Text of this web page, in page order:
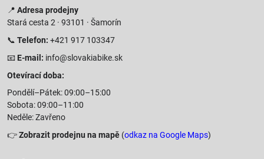
📍 Adresa prodejny
Stará cesta 2 · 93101 · Šamorín
📞 Telefon: +421 917 103347
📧 E-mail: info@slovakiabike.sk
Otevírací doba:
Pondělí–Pátek: 09:00–15:00
Sobota: 09:00–11:00
Neděle: Zavřeno
👉Zobrazit prodejnu na mapě (odkaz na Google Maps)